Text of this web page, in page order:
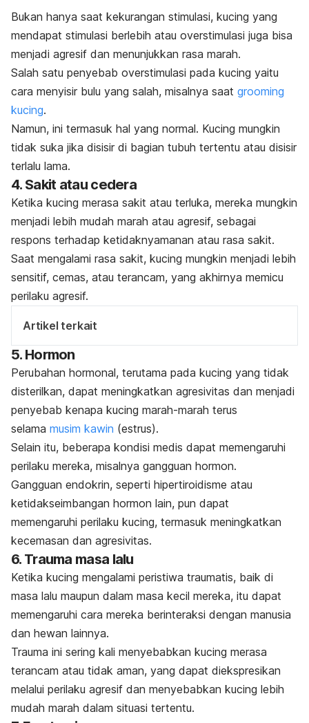
Bukan hanya saat kekurangan stimulasi, kucing yang
mendapat stimulasi berlebih atau overstimulasi juga bisa
menjadi agresif dan menunjukkan rasa marah.
Salah satu penyebab overstimulasi pada kucing yaitu
cara menyisir bulu yang salah, misalnya saat grooming
kucing.
Namun, ini termasuk hal yang normal. Kucing mungkin
tidak suka jika disisir di bagian tubuh tertentu atau disisir
terlalu lama.
4. Sakit atau cedera
Ketika kucing merasa sakit atau terluka, mereka mungkin
menjadi lebih mudah marah atau agresif, sebagai
respons terhadap ketidaknyamanan atau rasa sakit.
Saat mengalami rasa sakit, kucing mungkin menjadi lebih
sensitif, cemas, atau terancam, yang akhirnya memicu
perilaku agresif.
Artikel terkait
5. Hormon
Perubahan hormonal, terutama pada kucing yang tidak
disterilkan, dapat meningkatkan agresivitas dan menjadi
penyebab kenapa kucing marah-marah terus
selama musim kawin (estrus).
Selain itu, beberapa kondisi medis dapat memengaruhi
perilaku mereka, misalnya gangguan hormon.
Gangguan endokrin, seperti hipertiroidisme atau
ketidakseimbangan hormon lain, pun dapat
memengaruhi perilaku kucing, termasuk meningkatkan
kecemasan dan agresivitas.
6. Trauma masa lalu
Ketika kucing mengalami peristiwa traumatis, baik di
masa lalu maupun dalam masa kecil mereka, itu dapat
memengaruhi cara mereka berinteraksi dengan manusia
dan hewan lainnya.
Trauma ini sering kali menyebabkan kucing merasa
terancam atau tidak aman, yang dapat diekspresikan
melalui perilaku agresif dan menyebabkan kucing lebih
mudah marah dalam situasi tertentu.